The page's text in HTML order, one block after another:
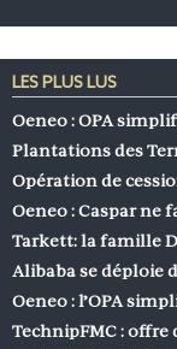
LES PLUS LUS
Oeneo : OPA
Plantations des
Opération de
Oeneo : Caspar ne
Tarkett: la famille
Alibaba se déploie
Oeneo : l’OPA
TechnipFMC :